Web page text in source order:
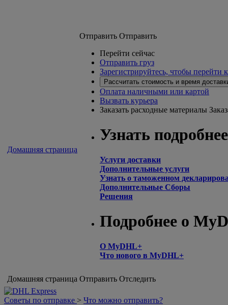
Домашняя страница
Отправить Отправить
Перейти сейчас
Отправить груз
Зарегистрируйтесь, чтобы
Рассчитать стоимость и время
Оплата наличными или картой
Вызвать курьера
Заказать расходные материалы
Узнать подробнее
Услуги доставки
Дополнительные услуги
Узнать о таможенном
Дополнительные Сборы
Решения
Подробнее о
О MyDHL+
Что нового в MyDHL+
Домашняя страница Отправить Отследить
Советы по отправке > Что можно отправить?